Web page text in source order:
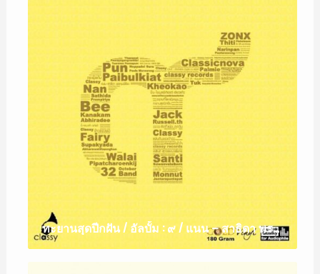
ทะยานสุดปีกฝัน / อัลบั้ม : ๙ / แนน – สาธิดา พรหมพิริยะ